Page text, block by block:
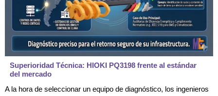
Superioridad Técnica: HIOKI PQ3198 frente al estándar
del mercado
A la hora de seleccionar un equipo de diagnóstico, los ingenieros